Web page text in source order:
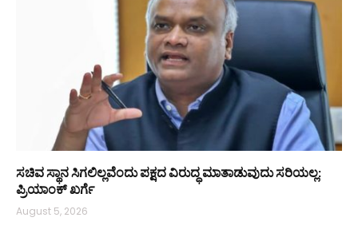
ಸಚಿವ ಸ್ಥಾನ ಸಿಗಲಿಲ್ಲವೆಂದು ಪಕ್ಷದ ವಿರುದ್ಧ ಮಾತಾಡುವುದು ಸರಿಯಲ್ಲ:
ಪ್ರಿಯಾಂಕ್ ಖರ್ಗೆ
August 5, 2026